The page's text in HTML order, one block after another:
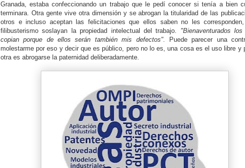
Granada, estaba confeccionando un trabajo que le pedí conocer si tenía a bien
terminara. Otra gente vive otra dimensión y se abrogan la titularidad de las
otros e incluso aceptan las felicitaciones que ellos saben no les
filibusterismo soslayan la propiedad intelectual del trabajo. "Bienaventurados
copian porque de ellos serán también mis defectos".
Puede parecer una
molestarme por eso y decir que es público, pero no lo es, una cosa es el uso libre y
otra es abrogarse la paternidad deliberadamente.